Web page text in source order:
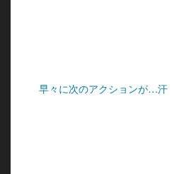
早々に次のアクションが…汗